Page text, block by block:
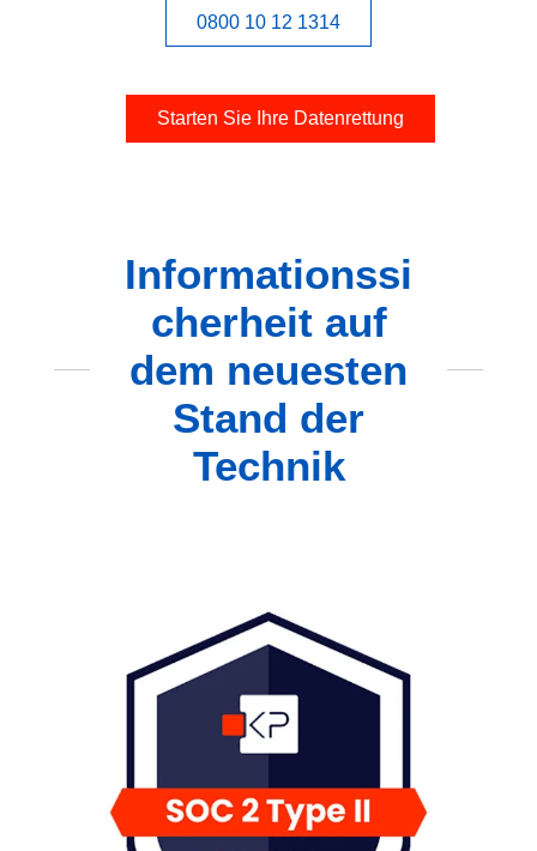
0800 10 12 1314
Starten Sie Ihre Datenrettung
Informationssi
cherheit auf
dem neuesten
Stand der
Technik